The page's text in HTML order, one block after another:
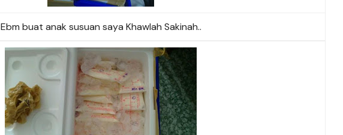
Ebm buat anak susuan saya Khawlah Sakinah..